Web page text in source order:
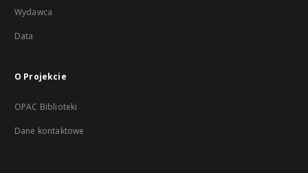
Wydawca
Data
O Projekcie
OPAC Biblioteki
Dane kontaktowe